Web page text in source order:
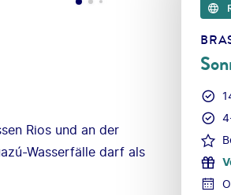
Rios und an der
Wasserfälle darf als